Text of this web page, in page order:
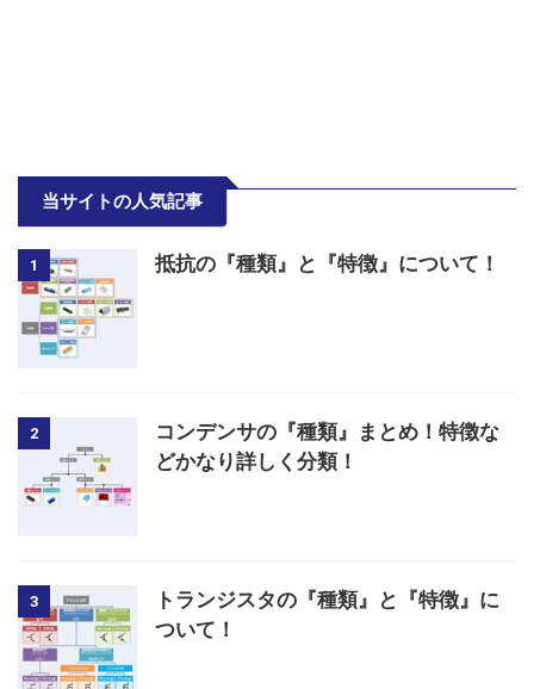
当サイトの人気記事
1 抵抗の『種類』と『特徴』について！
2
コンデンサの『種類』まとめ！特徴な
どかなり詳しく分類！
3
トランジスタの『種類』と『特徴』に
ついて！